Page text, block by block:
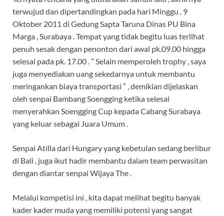
terwujud dan dipertandingkan pada hari Minggu , 9
Oktober 2011 di Gedung Sapta Taruna Dinas PU Bina
Marga , Surabaya . Tempat yang tidak begitu luas terlihat
penuh sesak dengan penonton dari awal pk.09.00 hingga
selesai pada pk. 17.00 . ” Selain memperoleh trophy , saya
juga menyediakan uang sekedarnya untuk membantu
meringankan biaya transportasi ” , demikian dijelaskan
oleh senpai Bambang Soengging ketika selesai
menyerahkan Soengging Cup kepada Cabang Surabaya
yang keluar sebagai Juara Umum .
Senpai Atilla dari Hungary yang kebetulan sedang berlibur
di Bali , juga ikut hadir membantu dalam team perwasitan
dengan diantar senpai Wijaya The .
Melalui kompetisi ini , kita dapat melihat begitu banyak
kader kader muda yang memiliki potensi yang sangat